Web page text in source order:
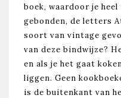
boek, waardoor je
gebonden, de letters
soort van vintage
van deze bindwijze?
en als je het gaat
liggen. Geen
is de buitenkant van